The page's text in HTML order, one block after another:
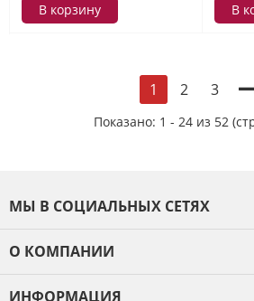
В корзину В
1 2 3
Показано: 1 - 24 из 52
МЫ В СОЦИАЛЬНЫХ СЕТЯХ
О КОМПАНИИ
ИНФОРМАЦИЯ